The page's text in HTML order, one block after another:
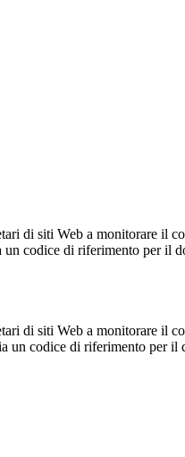
di siti Web a monitorare il
codice di riferimento per il
di siti Web a monitorare il
un codice di riferimento per